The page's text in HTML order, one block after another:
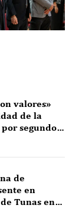
valores»
de la
segundo
de
en
Tunas en